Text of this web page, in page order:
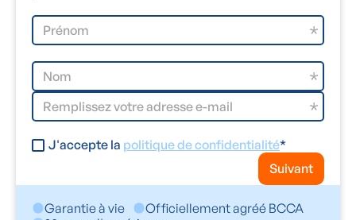
J'accepte la politique de confidentialité*
Suivant
Garantie à vie
Officiellement agréé BCCA